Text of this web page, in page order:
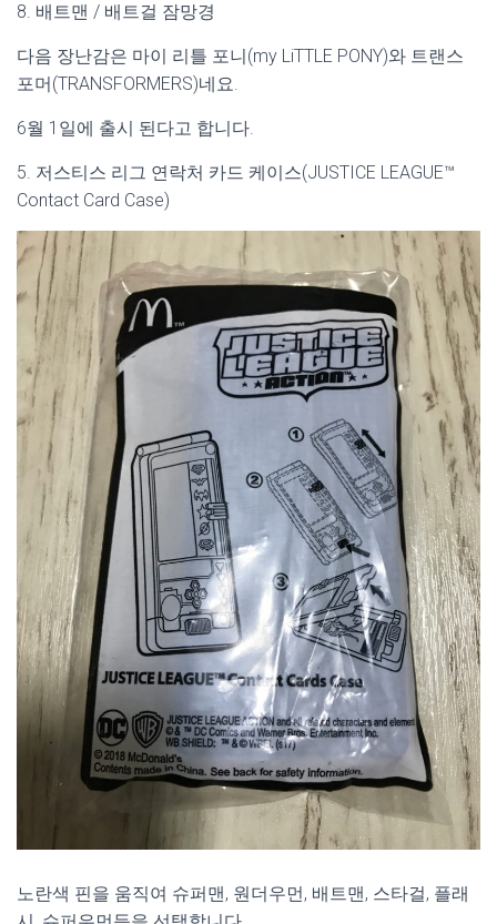
8. 배트맨 / 배트걸 잠망경
다음 장난감은 마이 리틀 포니(my LiTTLE PONY)와 트랜스
포머(TRANSFORMERS)네요.
6월 1일에 출시 된다고 합니다.
5. 저스티스 리그 연락처 카드 케이스(JUSTICE LEAGUE™
Contact Card Case)
노란색 핀을 움직여 슈퍼맨, 원더우먼, 배트맨, 스타걸, 플래